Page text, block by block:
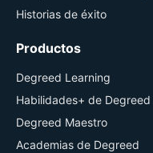
Historias de éxito
Productos
Degreed Learning
Habilidades+ de Degreed
Degreed Maestro
Academias de Degreed